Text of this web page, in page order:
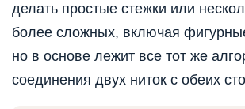
делать простые стежки или
более сложных, включая
но в основе лежит все тот же
соединения двух ниток с обеих